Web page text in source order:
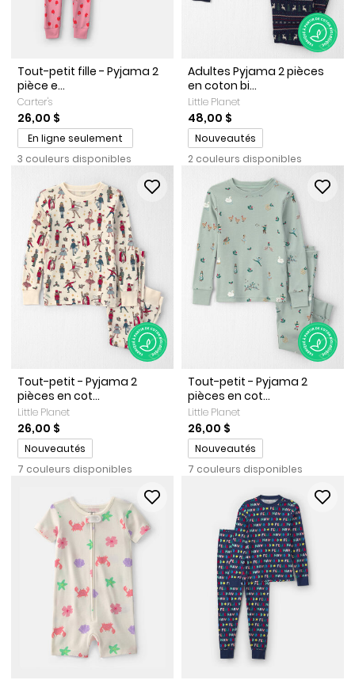
Tout-petit fille - Pyjama 2
pièce e...
Carter's
26,00 $
En ligne seulement
3 couleurs disponibles
Adultes Pyjama 2 pièces
en coton bi...
Little Planet
48,00 $
Promotions
Nouveautés
2 couleurs disponibles
Tout-petit - Pyjama 2
pièces en cot...
Little Planet
26,00 $
Promotions
Nouveautés
7 couleurs disponibles
Tout-petit - Pyjama 2
pièces en cot...
Little Planet
26,00 $
Promotions
Nouveautés
7 couleurs disponibles